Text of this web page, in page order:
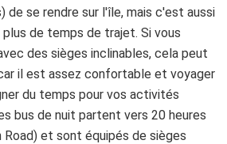
de se rendre sur l'île, mais c'est aussi
de temps de trajet. Si vous
des sièges inclinables, cela peut
il est assez confortable et voyager
du temps pour vos activités
bus de nuit partent vers 20 heures
Road) et sont équipés de sièges